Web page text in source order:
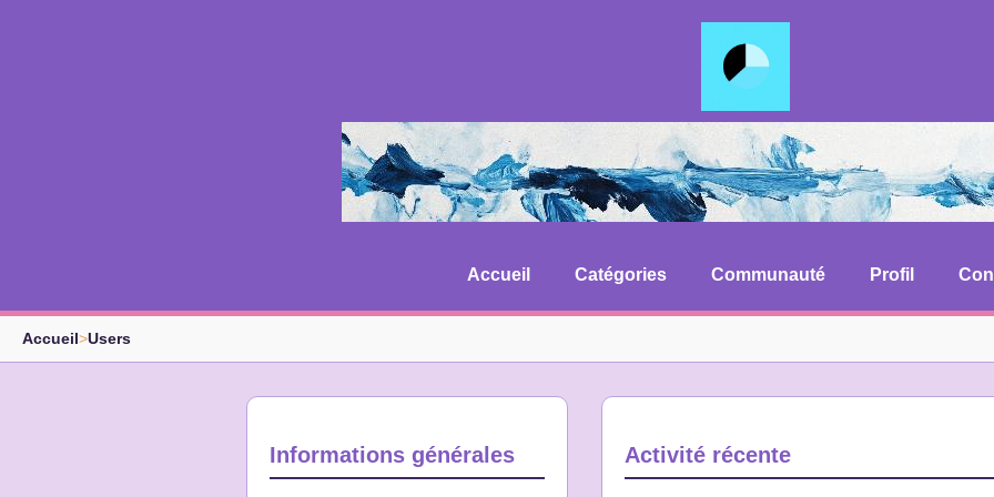
Accueil Catégories Communauté Profil
Accueil>Users
Informations générales Activité récente